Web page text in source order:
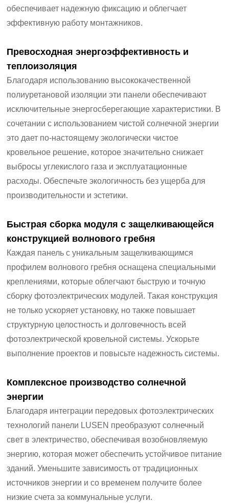
обеспечивает надежную фиксацию и облегчает
эффективную работу монтажников.
Превосходная энергоэффективность и
теплоизоляция
Благодаря использованию высококачественной
полиуретановой изоляции эти панели обеспечивают
исключительные энергосберегающие характеристики. В
сочетании с использованием чистой солнечной энергии
это дает по-настоящему экологически чистое
кровельное решение, которое значительно снижает
выбросы углекислого газа и эксплуатационные
расходы. Обеспечьте экологичность без ущерба для
производительности и эстетики.
Быстрая сборка модуля с защелкивающейся
конструкцией волнового гребня
Каждая панель с уникальным защелкивающимся
профилем волнового гребня оснащена специальными
креплениями, которые облегчают быструю и точную
сборку фотоэлектрических модулей. Такая конструкция
не только ускоряет установку, но также повышает
структурную целостность и долговечность всей
фотоэлектрической кровельной системы. Ускорьте
выполнение проектов и повысьте надежность системы.
Комплексное производство солнечной
энергии
Благодаря интеграции передовых фотоэлектрических
технологий панели LUSEN преобразуют солнечный
свет в электричество, обеспечивая возобновляемую
энергию, которая может обеспечить устойчивое питание
зданий. Уменьшите зависимость от традиционных
источников энергии и со временем получите более
низкие счета за коммунальные услуги.